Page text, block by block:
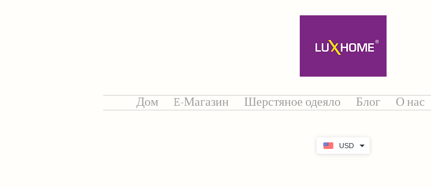
USD
Дом E-Магазин Шерстяное одеяло Блог О нас